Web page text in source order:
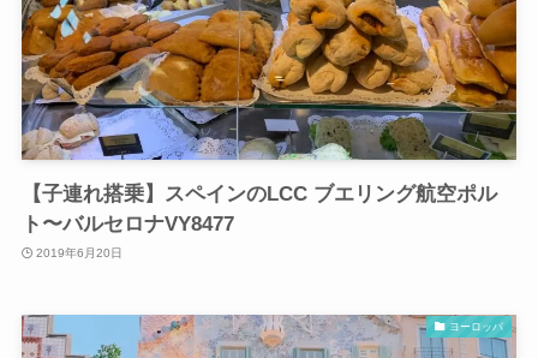
【子連れ搭乗】スペインのLCC ブエリング航空ポル
ト〜バルセロナVY8477
2019年6月20日
ヨーロッパ